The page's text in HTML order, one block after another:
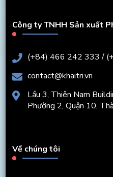
Công ty TNHH Sản xuất
(+84) 466 242 333 /
contact@khaitri.vn
Lầu 3, Thiên Nam
Phường 2, Quận 10,
Về chúng tôi